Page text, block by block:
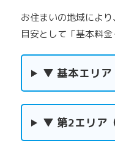
お住まいの地域によ
目安として「基本料
▼ 基本エリア
▼ 第2エリア